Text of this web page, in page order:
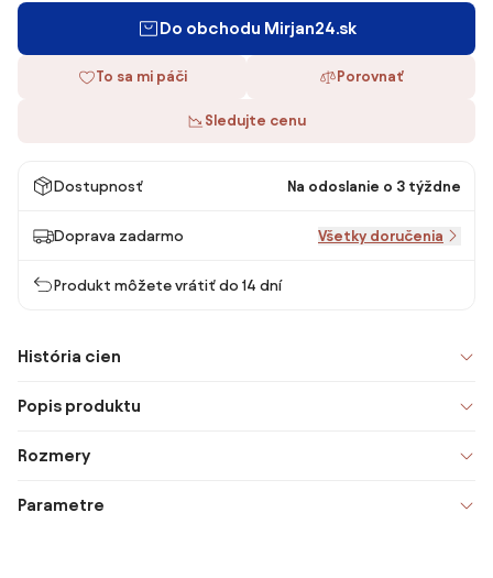
Do obchodu Mirjan24.sk
To sa mi páči Porovnať
Sledujte cenu
Dostupnosť Na odoslanie o 3 týždne
Doprava zadarmo Všetky doručenia
Produkt môžete vrátiť do 14 dní
História cien
Popis produktu
Rozmery
Parametre